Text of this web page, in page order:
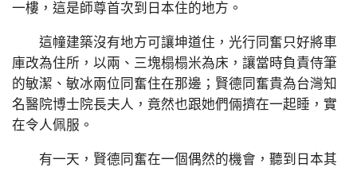
一樓，這是師尊首次到日本住的地方。
這幢建築沒有地方可讓坤道住，光行同奮只好將車
庫改為住所，以兩、三塊榻榻米為床，讓當時負責侍筆
的敏潔、敏冰兩位同奮住在那邊；賢德同奮貴為台灣知
名醫院博士院長夫人，竟然也跟她們倆擠在一起睡，實
在令人佩服。
有一天，賢德同奮在一個偶然的機會，聽到日本其